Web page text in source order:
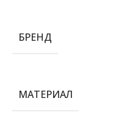
БРЕНД
МАТЕРИАЛ